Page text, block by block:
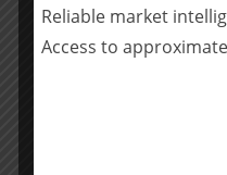
unterstützt
überwinden
Reliable market
Access to